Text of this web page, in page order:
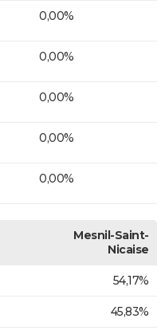
0,00%
0,00%
0,00%
0,00%
0,00%
Mesnil-Saint-
Nicaise
54,17%
45,83%